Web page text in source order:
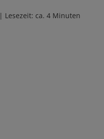
| Lesezeit: ca. 4 Minuten